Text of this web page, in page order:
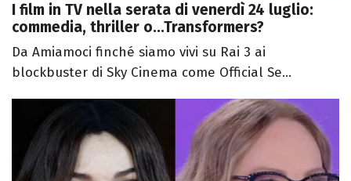
I film in TV nella serata di venerdì 24 luglio:
commedia, thriller o...Transformers?
Da Amiamoci finché siamo vivi su Rai 3 ai
blockbuster di Sky Cinema come Official Se...